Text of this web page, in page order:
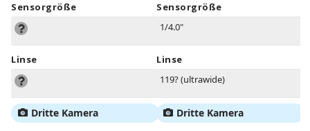
Sensorgröße
Linse
Dritte Kamera
Sensorgröße
1/4.0"
Linse
119? (ultrawide)
Dritte Kamera